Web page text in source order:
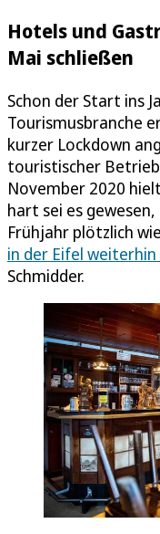
Hotels und
Mai schließen
Schon der Start ins
Tourismusbranche
kurzer Lockdown
touristischer
November 2020
hart sei es
Frühjahr plötzlich
in der Eifel
Schmidder.